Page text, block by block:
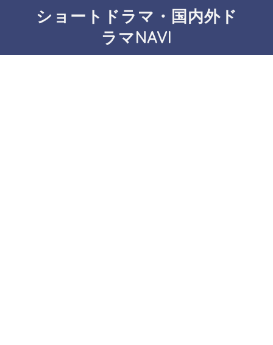
ショートドラマ・国内外ド
ラマNAVI